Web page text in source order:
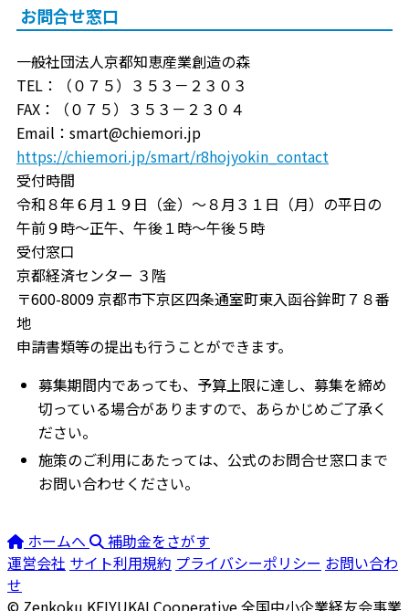
お問合せ窓口
一般社団法人京都知恵産業創造の森
TEL：（０７５）３５３－２３０３
FAX：（０７５）３５３－２３０４
Email：smart@chiemori.jp
https://chiemori.jp/smart/r8hojyokin_contact
受付時間
令和８年６月１９日（金）～８月３１日（月）の平日の
午前９時～正午、午後１時～午後５時
受付窓口
京都経済センター ３階
〒600-8009 京都市下京区四条通室町東入函谷鉾町７８番
地
申請書類等の提出も行うことができます。
募集期間内であっても、予算上限に達し、募集を締め
切っている場合がありますので、あらかじめご了承く
ださい。
施策のご利用にあたっては、公式のお問合せ窓口まで
お問い合わせください。
ホームへ
補助金をさがす
運営会社 サイト利用規約 プライバシーポリシー お問い合わ
せ
© Zenkoku KEIYUKAI Cooperative全国中小企業経友会事業